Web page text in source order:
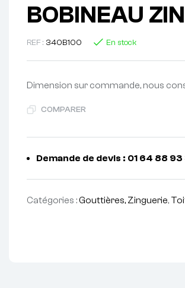
BOBINEAU
REF : 340B100 En stock
Dimension sur commande, nous
COMPARER
Demande de devis : 01 64 88 93
Catégories :Gouttières, Zinguerie,